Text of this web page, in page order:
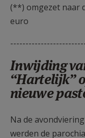
(**) omgezet naar
euro
Inwijding
“Hartelijk”
nieuwe
Na de
werden de